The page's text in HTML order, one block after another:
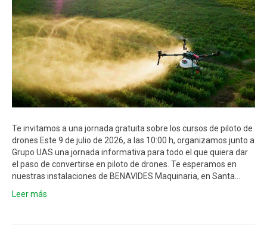
Te invitamos a una jornada gratuita sobre los cursos de piloto de
drones Este 9 de julio de 2026, a las 10:00 h, organizamos junto a
Grupo UAS una jornada informativa para todo el que quiera dar
el paso de convertirse en piloto de drones. Te esperamos en
nuestras instalaciones de BENAVIDES Maquinaria, en Santa…
Leer más